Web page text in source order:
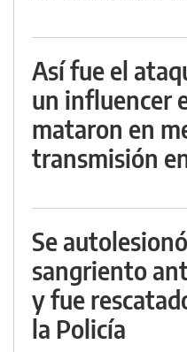
Así fue el
un influencer
mataron en
transmisión
Se
sangriento
y fue
la Policía